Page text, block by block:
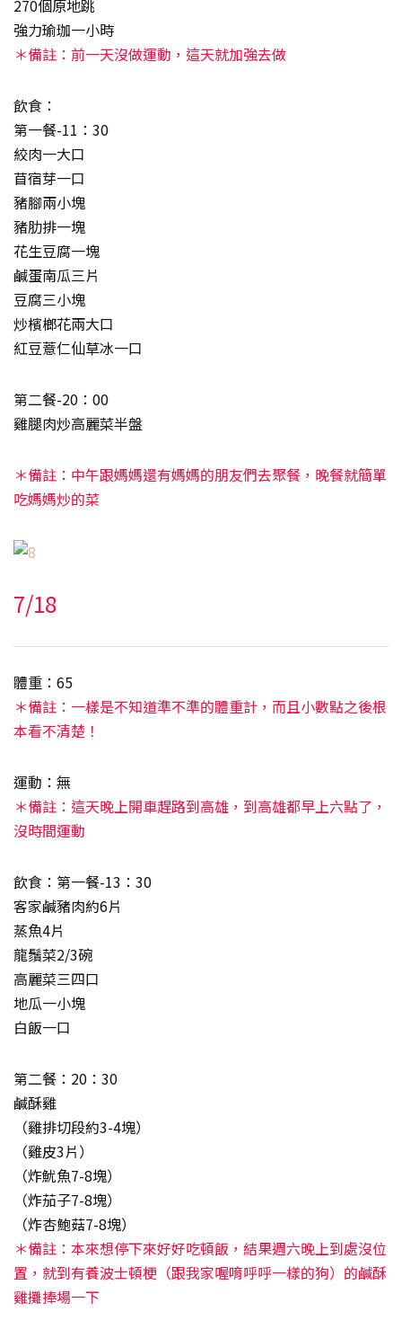
270個原地跳
強力瑜珈一小時
＊備註：前一天沒做運動，這天就加強去做
飲食：
第一餐-11：30
絞肉一大口
苜宿芽一口
豬腳兩小塊
豬肋排一塊
花生豆腐一塊
鹹蛋南瓜三片
豆腐三小塊
炒檳榔花兩大口
紅豆薏仁仙草冰一口
第二餐-20：00
雞腿肉炒高麗菜半盤
＊備註：中午跟媽媽還有媽媽的朋友們去聚餐，晚餐就簡單
吃媽媽炒的菜
7/18
體重：65
＊備註：一樣是不知道準不準的體重計，而且小數點之後根
本看不清楚！
運動：無
＊備註：這天晚上開車趕路到高雄，到高雄都早上六點了，
沒時間運動
飲食：第一餐-13：30
客家鹹豬肉約6片
蒸魚4片
龍鬚菜2/3碗
高麗菜三四口
地瓜一小塊
白飯一口
第二餐：20：30
鹹酥雞
（雞排切段約3-4塊）
（雞皮3片）
（炸魷魚7-8塊）
（炸茄子7-8塊）
（炸杏鮑菇7-8塊）
＊備註：本來想停下來好好吃頓飯，結果週六晚上到處沒位
置，就到有養波士頓梗（跟我家喔唷呼呼一樣的狗）的鹹酥
雞攤捧場一下